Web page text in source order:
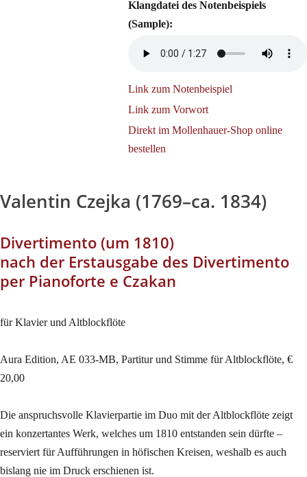
Klangdatei des Notenbeispiels
(Sample):
Link zum Notenbeispiel
Link zum Vorwort
Direkt im Mollenhauer-Shop online
bestellen
Valentin Czejka (1769–ca. 1834)
Divertimento (um 1810)
nach der Erstausgabe des Divertimento
per Pianoforte e Czakan
für Klavier und Altblockflöte
Aura Edition, AE 033-MB, Partitur und Stimme für Altblockflöte, €
20,00
Die anspruchsvolle Klavierpartie im Duo mit der Altblockflöte zeigt
ein konzertantes Werk, welches um 1810 entstanden sein dürfte –
reserviert für Aufführungen in höfischen Kreisen, weshalb es auch
bislang nie im Druck erschienen ist.